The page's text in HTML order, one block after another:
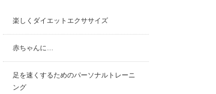
楽しくダイエットエクササイズ
赤ちゃんに…
足を速くするためのパーソナルトレーニ
ング